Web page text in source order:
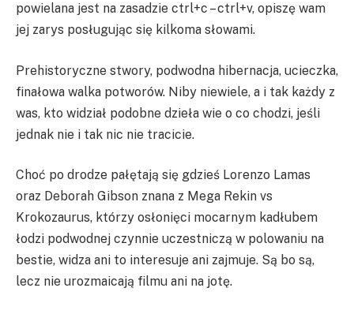
powielana jest na zasadzie ctrl+c – ctrl+v, opiszę wam
jej zarys posługując się kilkoma słowami.
Prehistoryczne stwory, podwodna hibernacja, ucieczka,
finałowa walka potworów. Niby niewiele, a i tak każdy z
was, kto widział podobne dzieła wie o co chodzi, jeśli
jednak nie i tak nic nie tracicie.
Choć po drodze pałętają się gdzieś Lorenzo Lamas
oraz Deborah Gibson znana z Mega Rekin vs
Krokozaurus, którzy osłonięci mocarnym kadłubem
łodzi podwodnej czynnie uczestniczą w polowaniu na
bestie, widza ani to interesuje ani zajmuje. Są bo są,
lecz nie urozmaicają filmu ani na jotę.